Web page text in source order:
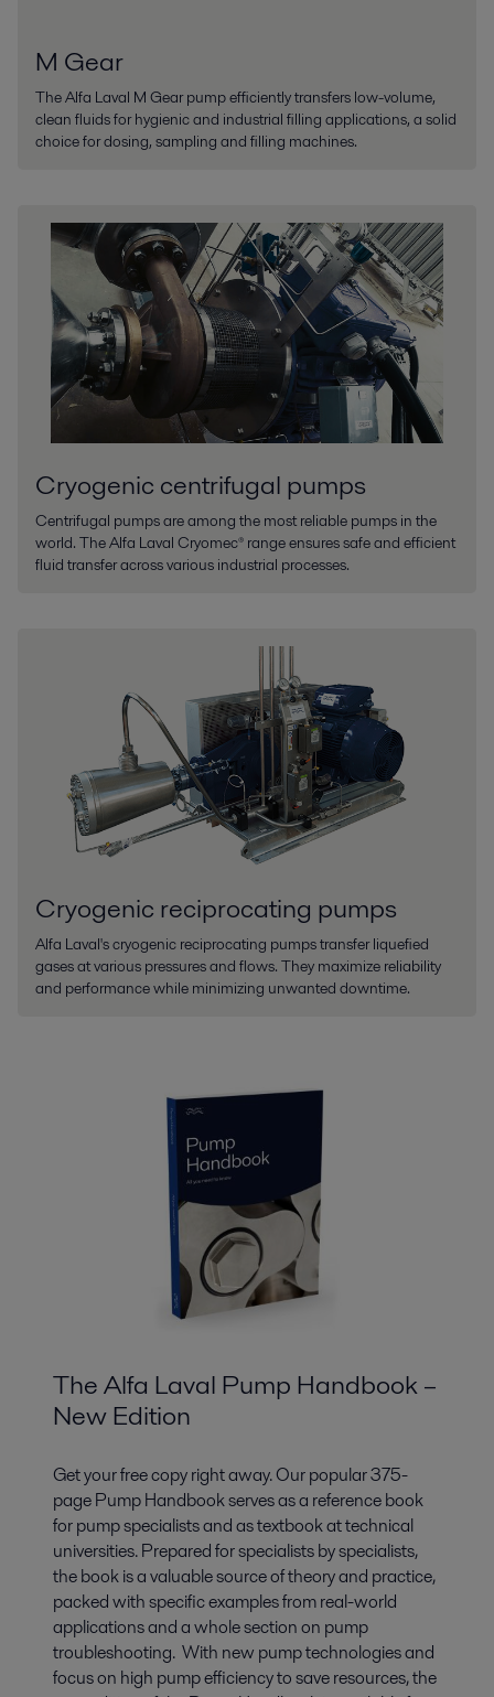
M Gear
The Alfa Laval M Gear pump efficiently transfers low-volume,
clean fluids for hygienic and industrial filling applications, a solid
choice for dosing, sampling and filling machines.
Cryogenic centrifugal pumps
Centrifugal pumps are among the most reliable pumps in the
world. The Alfa Laval Cryomec® range ensures safe and efficient
fluid transfer across various industrial processes.
Cryogenic reciprocating pumps
Alfa Laval's cryogenic reciprocating pumps transfer liquefied
gases at various pressures and flows. They maximize reliability
and performance while minimizing unwanted downtime.
The Alfa Laval Pump Handbook –
New Edition
Get your free copy right away. Our popular 375-
page Pump Handbook serves as a reference book
for pump specialists and as textbook at technical
universities. Prepared for specialists by specialists,
the book is a valuable source of theory and practice,
packed with specific examples from real-world
applications and a whole section on pump
troubleshooting. With new pump technologies and
focus on high pump efficiency to save resources, the